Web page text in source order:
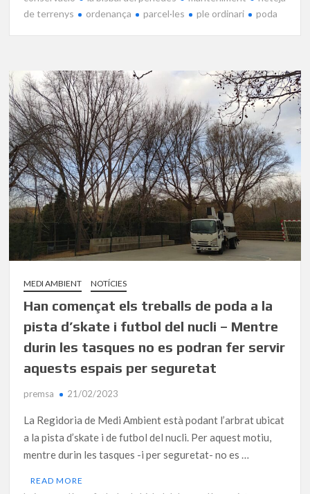
de terrenys
ordenança parcel·les ple ordinari poda
MEDI AMBIENT NOTÍCIES
Han començat els treballs de poda a la
pista d’skate i futbol del nucli – Mentre
durin les tasques no es podran fer servir
aquests espais per seguretat
premsa 21/02/2023
La Regidoria de Medi Ambient està podant l’arbrat ubicat
a la pista d’skate i de futbol del nucli. Per aquest motiu,
mentre durin les tasques -i per seguretat- no es …
READ MORE